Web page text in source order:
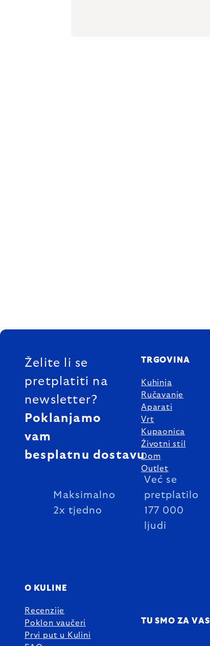
FOOTER
Želite li se
pretplatiti na
newsletter?
Poklanjamo
vam
besplatnu dostavu
Maksimalno
2x tjedno
Već se
pretplatilo
177 000
ljudi
TRGOVINA
Kuhinja
Ručavanje
Aparati
Vrt
Kupaonica
Životni stil
Dom
Outlet
O KULINE
Recenzije
Poklon vaučeri
Prvi put u Kulini
TU SMO ZA VAS